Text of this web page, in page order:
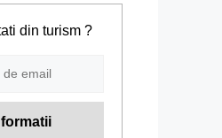
din turism ?